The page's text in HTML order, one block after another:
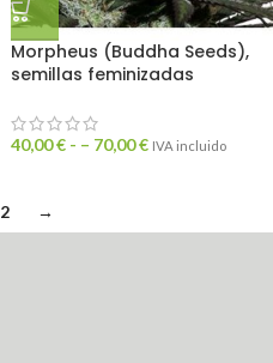
Morpheus (Buddha Seeds),
semillas feminizadas
40,00€ - – 70,00€ IVA incluido
2 →